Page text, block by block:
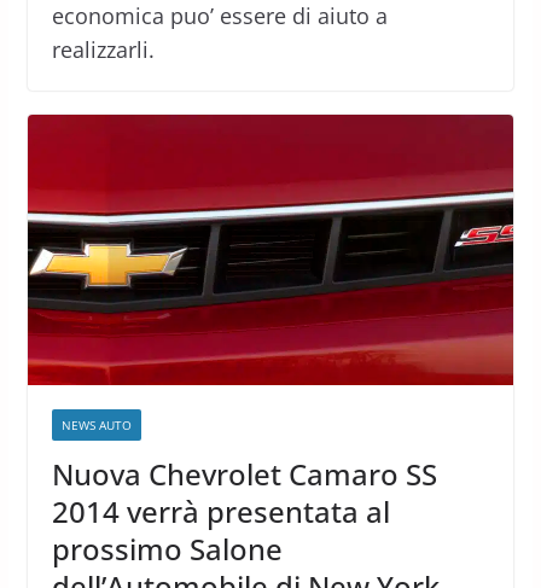
economica puo’ essere di aiuto a
realizzarli.
NEWS AUTO
Nuova Chevrolet Camaro SS
2014 verrà presentata al
prossimo Salone